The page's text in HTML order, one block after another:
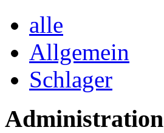
alle
Allgemein
Schlager
Administration